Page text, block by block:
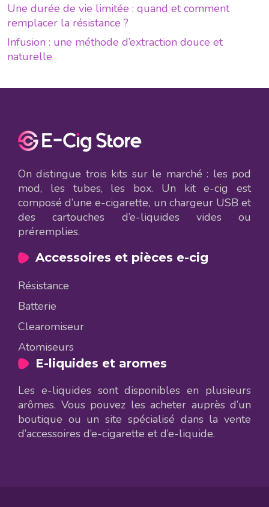
Une durée de vie limitée : quand et comment
remplacer la résistance ?
Infusion : une méthode d’extraction douce et
naturelle
On distingue trois kits sur le marché : les pod
mod, les tubes, les box. Un kit e-cig est
composé d’une e-cigarette, un chargeur USB et
des cartouches d’e-liquides vides ou
préremplies.
Accessoires et pièces e-cig
Résistance
Batterie
Clearomiseur
Atomiseurs
E-liquides et aromes
Les e-liquides sont disponibles en plusieurs
arômes. Vous pouvez les acheter auprès d’un
boutique ou un site spécialisé dans la vente
d’accessoires d’e-cigarette et d’e-liquide.